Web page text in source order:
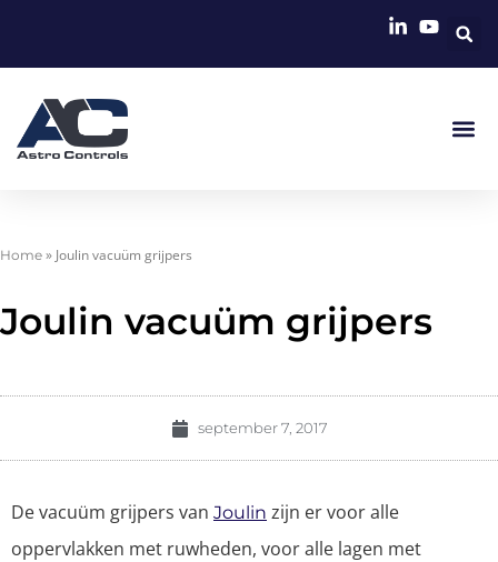
Home » Joulin vacuüm grijpers
Joulin vacuüm grijpers
september 7, 2017
De vacuüm grijpers van Joulin zijn er voor alle
oppervlakken met ruwheden, voor alle lagen met